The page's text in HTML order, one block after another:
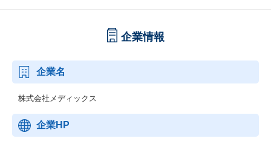
企業情報
企業名
株式会社メディックス
企業HP